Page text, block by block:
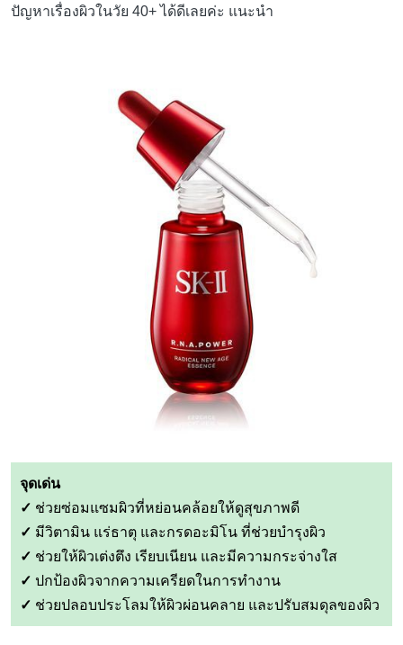
ปัญหาเรื่องผิวในวัย 40+ ได้ดีเลยค่ะ แนะนำ
จุดเด่น
✓ ช่วยซ่อมแซมผิวที่หย่อนคล้อยให้ดูสุขภาพดี
✓ มีวิตามิน แร่ธาตุ และกรดอะมิโน ที่ช่วยบำรุงผิว
✓ ช่วยให้ผิวเต่งตึง เรียบเนียน และมีความกระจ่างใส
✓ ปกป้องผิวจากความเครียดในการทำงาน
✓ ช่วยปลอบประโลมให้ผิวผ่อนคลาย และปรับสมดุลของผิว